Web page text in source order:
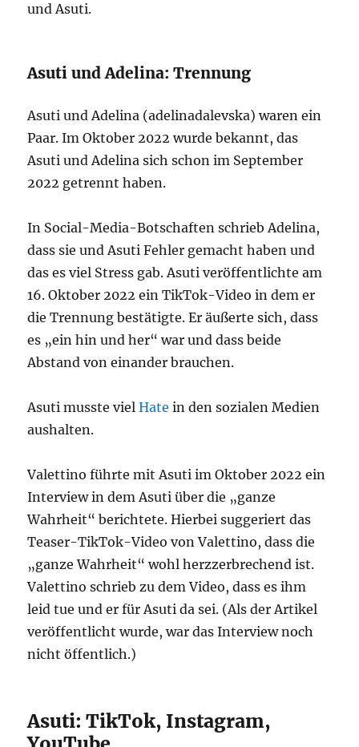
und Asuti.
Asuti und Adelina: Trennung
Asuti und Adelina (adelinadalevska) waren ein
Paar. Im Oktober 2022 wurde bekannt, das
Asuti und Adelina sich schon im September
2022 getrennt haben.
In Social-Media-Botschaften schrieb Adelina,
dass sie und Asuti Fehler gemacht haben und
das es viel Stress gab. Asuti veröffentlichte am
16. Oktober 2022 ein TikTok-Video in dem er
die Trennung bestätigte. Er äußerte sich, dass
es „ein hin und her“ war und dass beide
Abstand von einander brauchen.
Asuti musste vielHate in den sozialen Medien
aushalten.
Valettino führte mit Asuti im Oktober 2022 ein
Interview in dem Asuti über die „ganze
Wahrheit“ berichtete. Hierbei suggeriert das
Teaser-TikTok-Video von Valettino, dass die
„ganze Wahrheit“ wohl herzzerbrechend ist.
Valettino schrieb zu dem Video, dass es ihm
leid tue und er für Asuti da sei. (Als der Artikel
veröffentlicht wurde, war das Interview noch
nicht öffentlich.)
Asuti: TikTok, Instagram,